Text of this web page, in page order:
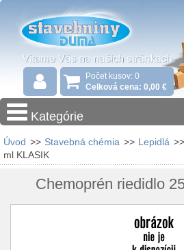
Počet kusov: 0
Celková cena: 0,00 €
Kategórie
Úvod >> Stavebná chémia >> Lepidlá >>
ml KLASIK
Chemoprén riedidlo